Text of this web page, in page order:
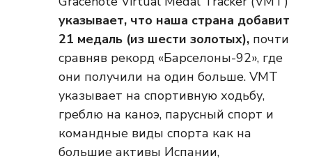
указывает, что наша страна добавит
21 медаль (из шести золотых), почти
сравняв рекорд «Барселоны-92», где
они получили на один больше. VMT
указывает на спортивную ходьбу,
греблю на каноэ, парусный спорт и
командные виды спорта как на
большие активы Испании,